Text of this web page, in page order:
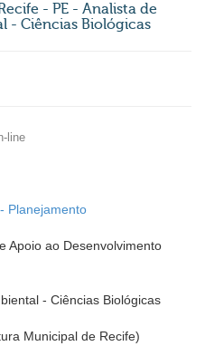
- PE - Analista de
- Ciências Biológicas
line
Planejamento
Apoio ao Desenvolvimento
- Ciências Biológicas
Municipal de Recife)